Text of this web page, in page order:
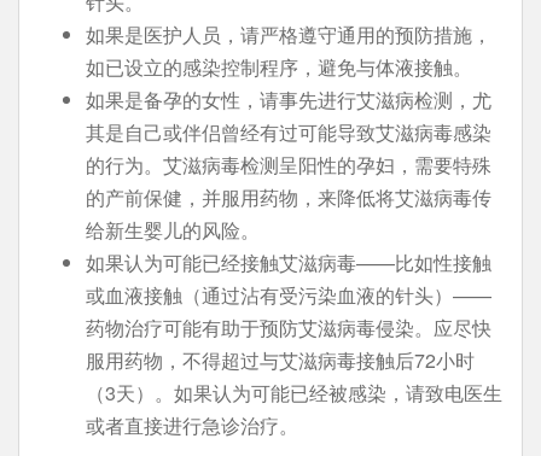
如果是医护人员，请严格遵守通用的预防措施，
如已设立的感染控制程序，避免与体液接触。
如果是备孕的女性，请事先进行艾滋病检测，尤
其是自己或伴侣曾经有过可能导致艾滋病毒感染
的行为。艾滋病毒检测呈阳性的孕妇，需要特殊
的产前保健，并服用药物，来降低将艾滋病毒传
给新生婴儿的风险。
如果认为可能已经接触艾滋病毒——比如性接触
或血液接触（通过沾有受污染血液的针头）——
药物治疗可能有助于预防艾滋病毒侵染。应尽快
服用药物，不得超过与艾滋病毒接触后72小时
（3天）。如果认为可能已经被感染，请致电医生
或者直接进行急诊治疗。